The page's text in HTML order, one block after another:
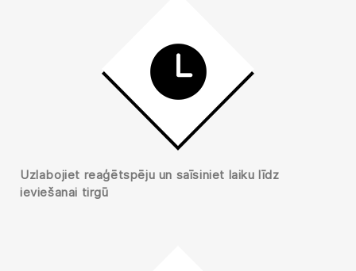
Uzlabojiet reaģētspēju un saīsiniet laiku līdz
ieviešanai tirgū